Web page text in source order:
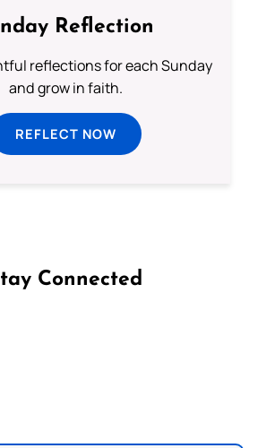
Reflection
reflections for each Sunday
and grow in faith.
REFLECT NOW
Connected